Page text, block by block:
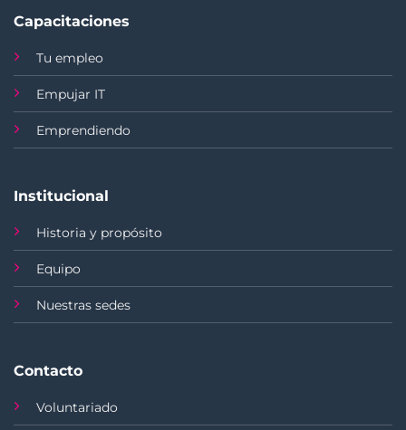
Capacitaciones
Tu empleo
Empujar IT
Emprendiendo
Institucional
Historia y propósito
Equipo
Nuestras sedes
Contacto
Voluntariado